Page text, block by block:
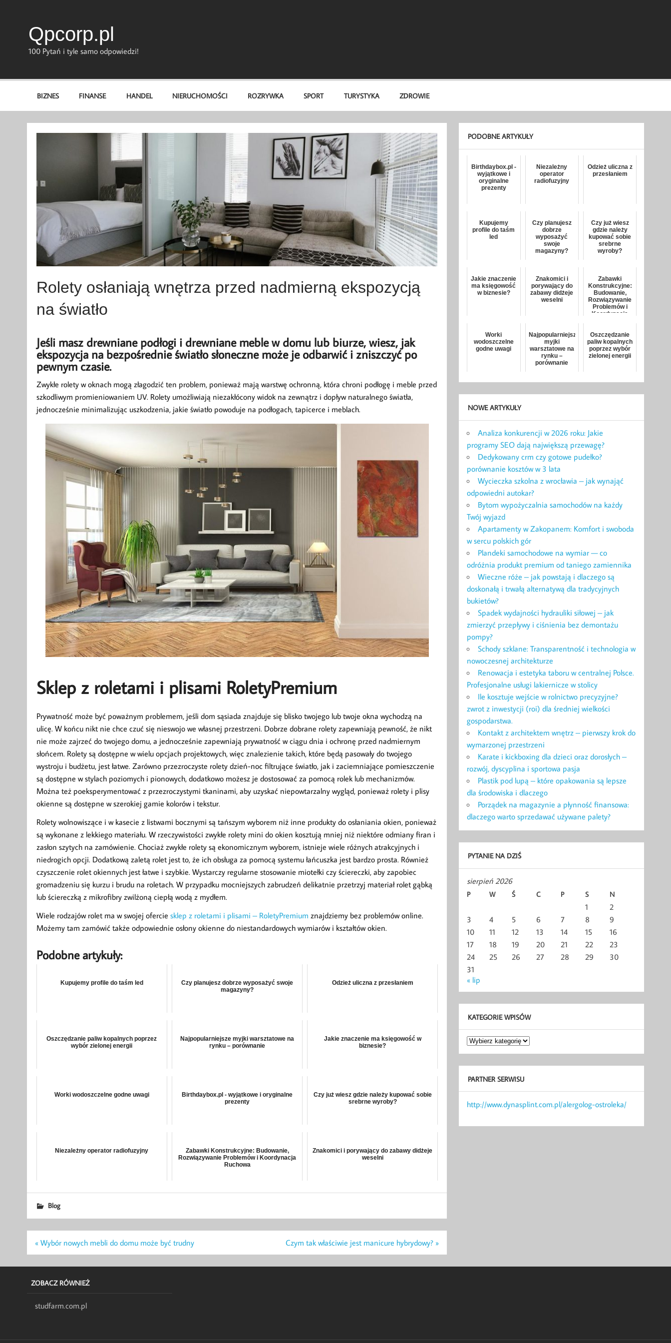
Qpcorp.pl
100 Pytań i tyle samo odpowiedzi!
BIZNES FINANSE HANDEL NIERUCHOMOŚCI ROZRYWKA SPORT TURYSTYKA ZDROWIE
Rolety osłaniają wnętrza przed nadmierną ekspozycją
na światło
Jeśli masz drewniane podłogi i drewniane meble w domu lub biurze, wiesz, jak
ekspozycja na bezpośrednie światło słoneczne może je odbarwić i zniszczyć po
pewnym czasie.
Zwykłe rolety w oknach mogą złagodzić ten problem, ponieważ mają warstwę ochronną, która chroni podłogę i meble przed
szkodliwym promieniowaniem UV. Rolety umożliwiają niezakłócony widok na zewnątrz i dopływ naturalnego światła,
jednocześnie minimalizując uszkodzenia, jakie światło powoduje na podłogach, tapicerce i meblach.
Sklep z roletami i plisami RoletyPremium
Prywatność może być poważnym problemem, jeśli dom sąsiada znajduje się blisko twojego lub twoje okna wychodzą na
ulicę. W końcu nikt nie chce czuć się nieswojo we własnej przestrzeni. Dobrze dobrane rolety zapewniają pewność, że nikt
nie może zajrzeć do twojego domu, a jednocześnie zapewniają prywatność w ciągu dnia i ochronę przed nadmiernym
słońcem. Rolety są dostępne w wielu opcjach projektowych, więc znalezienie takich, które będą pasowały do twojego
wystroju i budżetu, jest łatwe. Zarówno przezroczyste rolety dzień-noc filtrujące światło, jak i zaciemniające pomieszczenie
są dostępne w stylach poziomych i pionowych, dodatkowo możesz je dostosować za pomocą rolek lub mechanizmów.
Można też poeksperymentować z przezroczystymi tkaninami, aby uzyskać niepowtarzalny wygląd, ponieważ rolety i plisy
okienne są dostępne w szerokiej gamie kolorów i tekstur.
Rolety wolnowiszące i w kasecie z listwami bocznymi są tańszym wyborem niż inne produkty do osłaniania okien, ponieważ
są wykonane z lekkiego materiału. W rzeczywistości zwykłe rolety mini do okien kosztują mniej niż niektóre odmiany firan i
zasłon szytych na zamówienie. Chociaż zwykłe rolety są ekonomicznym wyborem, istnieje wiele różnych atrakcyjnych i
niedrogich opcji. Dodatkową zaletą rolet jest to, że ich obsługa za pomocą systemu łańcuszka jest bardzo prosta. Również
czyszczenie rolet okiennych jest łatwe i szybkie. Wystarczy regularne stosowanie miotełki czy ściereczki, aby zapobiec
gromadzeniu się kurzu i brudu na roletach. W przypadku mocniejszych zabrudzeń delikatnie przetrzyj materiał rolet gąbką
lub ściereczką z mikrofibry zwilżoną ciepłą wodą z mydłem.
Wiele rodzajów rolet ma w swojej ofercie sklep z roletami i plisami – RoletyPremium znajdziemy bez problemów online.
Możemy tam zamówić także odpowiednie osłony okienne do niestandardowych wymiarów i kształtów okien.
Podobne artykuły:
Kupujemy profile do taśm led
Czy planujesz dobrze wyposażyć swoje
magazyny?
Odzież uliczna z przesłaniem
Oszczędzanie paliw kopalnych poprzez
wybór zielonej energii
Najpopularniejsze myjki warsztatowe na
rynku – porównanie
Jakie znaczenie ma księgowość w
biznesie?
Worki wodoszczelne godne uwagi
Birthdaybox.pl - wyjątkowe i oryginalne
prezenty
Czy już wiesz gdzie należy kupować sobie
srebrne wyroby?
Niezależny operator radiofuzyjny
Zabawki Konstrukcyjne: Budowanie,
Rozwiązywanie Problemów i Koordynacja
Ruchowa
Znakomici i porywający do zabawy didżeje
weselni
Blog
Nawigacja
wpisu
« Wybór nowych mebli do domu może być trudny Czym tak właściwie jest manicure hybrydowy? »
PODOBNE ARTYKUŁY
Birthdaybox.pl -
wyjątkowe i
oryginalne
prezenty
Niezależny
operator
radiofuzyjny
Odzież uliczna z
przesłaniem
Kupujemy
profile do taśm
led
Czy planujesz
dobrze
wyposażyć
swoje
magazyny?
Czy już wiesz
gdzie należy
kupować sobie
srebrne
wyroby?
Jakie znaczenie
ma księgowość
w biznesie?
Znakomici i
porywający do
zabawy didżeje
weselni
Zabawki
Konstrukcyjne:
Budowanie,
Rozwiązywanie
Problemów i
Koordynacja
Worki
wodoszczelne
godne uwagi
Najpopularniejsze
myjki
warsztatowe na
rynku –
porównanie
Oszczędzanie
paliw kopalnych
poprzez wybór
zielonej energii
NOWE ARTYKUŁY
Analiza konkurencji w 2026 roku: Jakie
programy SEO dają największą przewagę?
Dedykowany crm czy gotowe pudełko?
porównanie kosztów w 3 lata
Wycieczka szkolna z wrocławia – jak wynająć
odpowiedni autokar?
Bytom wypożyczalnia samochodów na każdy
Twój wyjazd
Apartamenty w Zakopanem: Komfort i swoboda
w sercu polskich gór
Plandeki samochodowe na wymiar — co
odróżnia produkt premium od taniego zamiennika
Wieczne róże – jak powstają i dlaczego są
doskonałą i trwałą alternatywą dla tradycyjnych
bukietów?
Spadek wydajności hydrauliki siłowej – jak
zmierzyć przepływy i ciśnienia bez demontażu
pompy?
Schody szklane: Transparentność i technologia w
nowoczesnej architekturze
Renowacja i estetyka taboru w centralnej Polsce.
Profesjonalne usługi lakiernicze w stolicy
Ile kosztuje wejście w rolnictwo precyzyjne?
zwrot z inwestycji (roi) dla średniej wielkości
gospodarstwa.
Kontakt z architektem wnętrz – pierwszy krok do
wymarzonej przestrzeni
Karate i kickboxing dla dzieci oraz dorosłych –
rozwój, dyscyplina i sportowa pasja
Plastik pod lupą – które opakowania są lepsze
dla środowiska i dlaczego
Porządek na magazynie a płynność finansowa:
dlaczego warto sprzedawać używane palety?
PYTANIE NA DZIŚ
sierpień 2026
P W Ś C P S N
1
2
3
4 5 6 7 8
9
10
11 12 13 14 15
16
17
18 19 20 21 22
23
24
25 26 27 28 29
30
31
« lip
KATEGORIE WPISÓW
Kategorie
wpisów
PARTNER SERWISU
http://www.dynasplint.com.pl/alergolog-ostroleka/
ZOBACZ RÓWNIEŻ
studfarm.com.pl